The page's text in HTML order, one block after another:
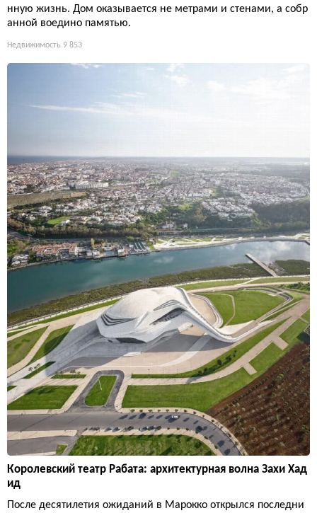
нную жизнь. Дом оказывается не метрами и стенами, а собр
анной воедино памятью.
Недвижимость 9 853
Королевский театр Рабата: архитектурная волна Захи Хад
ид
После десятилетия ожиданий в Марокко открылся последни